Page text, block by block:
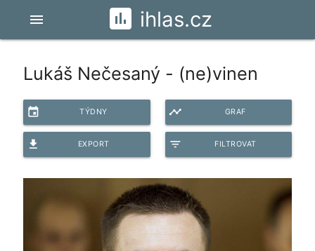
ihlas.cz
menu
Lukáš Nečesaný - (ne)vinen
event TÝDNY timeline GRAF
file_download EXPORT filter_list FILTROVAT